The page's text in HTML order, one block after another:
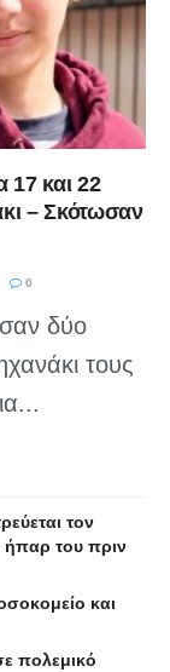
και 22
– Σκότωσαν
0
δύο
τους
τον
ήπαρ του πριν
και
πολεμικό